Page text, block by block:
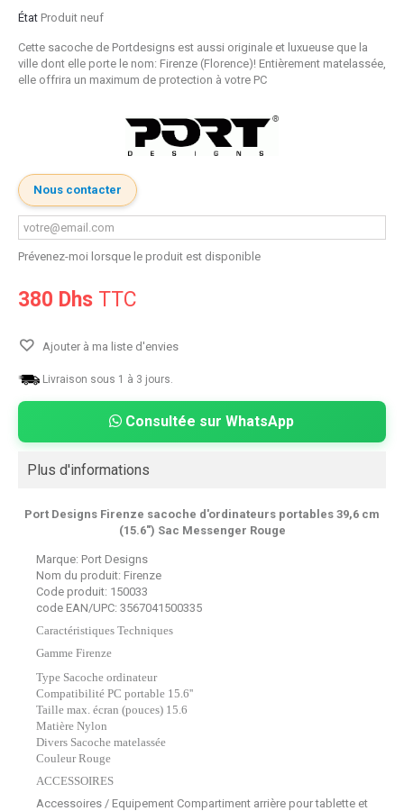
État Produit neuf
Cette sacoche de Portdesigns est aussi originale et luxueuse que la
ville dont elle porte le nom: Firenze (Florence)! Entièrement matelassée,
elle offrira un maximum de protection à votre PC
Nous contacter
Prévenez-moi lorsque le produit est disponible
380 Dhs TTC
Ajouter à ma liste d'envies
Livraison sous 1 à 3 jours.
Consultée sur WhatsApp
Plus d'informations
Port Designs Firenze sacoche d'ordinateurs portables 39,6 cm
(15.6") Sac Messenger Rouge
Marque: Port Designs
Nom du produit: Firenze
Code produit: 150033
code EAN/UPC: 3567041500335
Caractéristiques Techniques
Gamme Firenze
Type Sacoche ordinateur
Compatibilité PC portable 15.6''
Taille max. écran (pouces) 15.6
Matière Nylon
Divers Sacoche matelassée
Couleur Rouge
ACCESSOIRES
Accessoires / Equipement Compartiment arrière pour tablette et